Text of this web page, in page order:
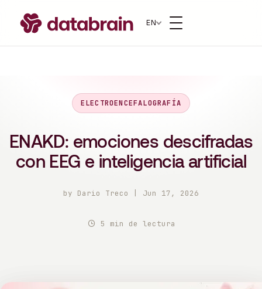
EN
ELECTROENCEFALOGRAFÍA
ENAKD: emociones descifradas
con EEG e inteligencia artificial
by Dario Treco Jun 17, 2026
5 min de lectura